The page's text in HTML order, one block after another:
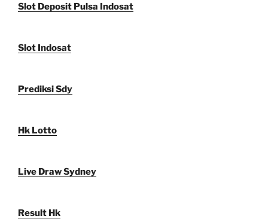
Slot Deposit Pulsa Indosat
Slot Indosat
Prediksi Sdy
Hk Lotto
Live Draw Sydney
Result Hk